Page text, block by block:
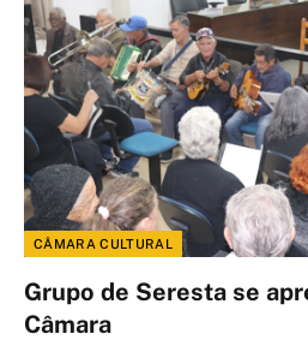
CÂMARA CULTURAL
Grupo de Seresta se
Câmara